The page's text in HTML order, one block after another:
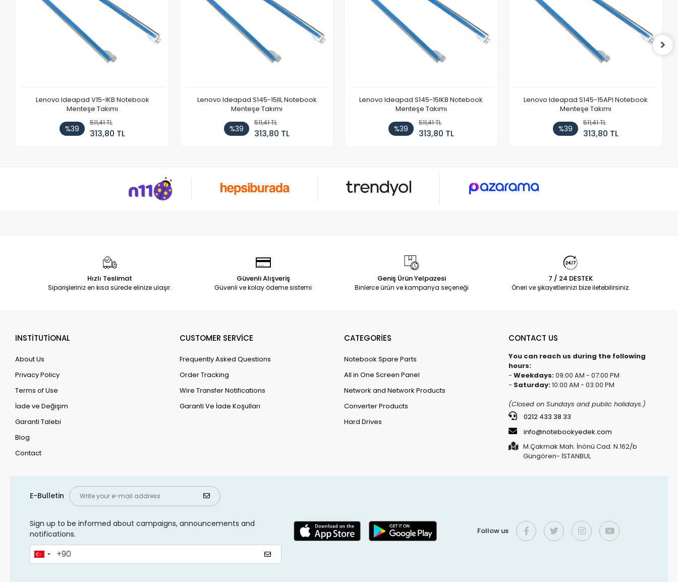
Lenovo Ideapad V15-IKB Notebook
Menteşe Takımı
%39
511,41 TL
313,80 TL
Lenovo Ideapad S145-15IIL Notebook
Menteşe Takımı
%39
511,41 TL
313,80 TL
Lenovo Ideapad S145-15IKB Notebook
Menteşe Takımı
%39
511,41 TL
313,80 TL
Lenovo Ideapad S145-15API Notebook
Menteşe Takımı
%39
511,41 TL
313,80 TL
Hızlı Teslimat
Siparişleriniz en kısa sürede elinize ulaşır.
Güvenli Alışveriş
Güvenli ve kolay ödeme sistemi
Geniş Ürün Yelpazesi
Binlerce ürün ve kampanya seçeneği
7 / 24 DESTEK
Öneri ve şikayetlerinizi bize iletebilirsiniz.
INSTİTUTİONAL
About Us
Privacy Policy
Terms of Use
İade ve Değişim
Garanti Talebi
Blog
Contact
CUSTOMER SERVİCE
Frequently Asked Questions
Order Tracking
Wire Transfer Notifications
Garanti Ve İade Koşulları
CATEGORİES
Notebook Spare Parts
All in One Screen Panel
Network and Network Products
Converter Products
Hard Drives
CONTACT US
You can reach us during the following
hours:
- Weekdays:09:00 AM - 07:00 PM
- Saturday:10:00 AM - 03:00 PM
(Closed on Sundays and public holidays.)
0212 433 38 33
info@notebookyedek.com
M.Çakmak Mah. İnönü Cad. N.162/b
Güngören- İSTANBUL
E-Bulletin
Sign up to be informed about campaigns, announcements and
notifications.
Follow us